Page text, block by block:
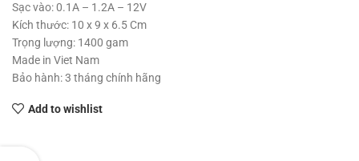
Sạc vào: 0.1A – 1.2A – 12V
Kích thước: 10 x 9 x 6.5 Cm
Trọng lượng: 1400 gam
Made in Viet Nam
Bảo hành: 3 tháng chính hãng
Add to wishlist